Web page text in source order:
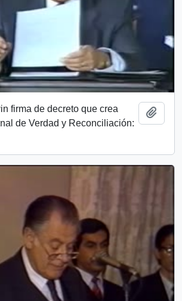
firma de decreto que crea
de Verdad y Reconciliación: